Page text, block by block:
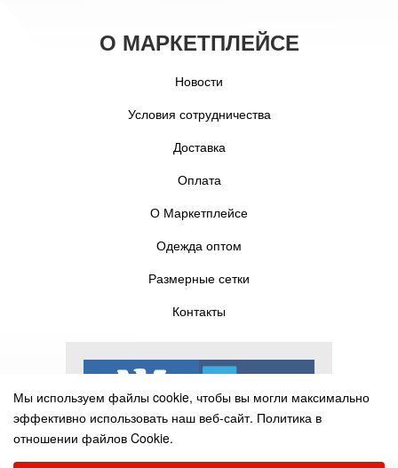
О МАРКЕТПЛЕЙСЕ
Новости
Условия сотрудничества
Доставка
Оплата
О Маркетплейсе
Одежда оптом
Размерные сетки
Контакты
Мы используем файлы cookie, чтобы вы могли максимально
эффективно использовать наш веб-сайт. Политика в
отношении файлов Cookie.